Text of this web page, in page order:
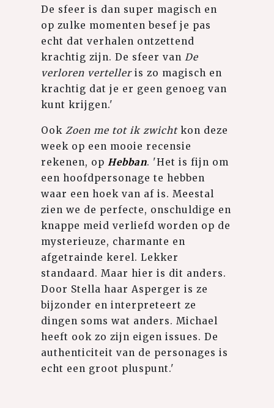
De sfeer is dan super magisch en
op zulke momenten besef je pas
echt dat verhalen ontzettend
krachtig zijn. De sfeer van De
verloren vertelleris zo magisch en
krachtig dat je er geen genoeg van
kunt krijgen.'
Ook Zoen me tot ik zwichtkon deze
week op een mooie recensie
rekenen, op Hebban. 'Het is fijn om
een hoofdpersonage te hebben
waar een hoek van af is. Meestal
zien we de perfecte, onschuldige en
knappe meid verliefd worden op de
mysterieuze, charmante en
afgetrainde kerel. Lekker
standaard. Maar hier is dit anders.
Door Stella haar Asperger is ze
bijzonder en interpreteert ze
dingen soms wat anders. Michael
heeft ook zo zijn eigen issues. De
authenticiteit van de personages is
echt een groot pluspunt.'